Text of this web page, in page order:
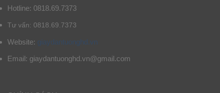
Hotline: 0818.69.7373
Tư vấn: 0818.69.7373
Website: giaydantuonghd.vn
Email: giaydantuonghd.vn@gmail.com